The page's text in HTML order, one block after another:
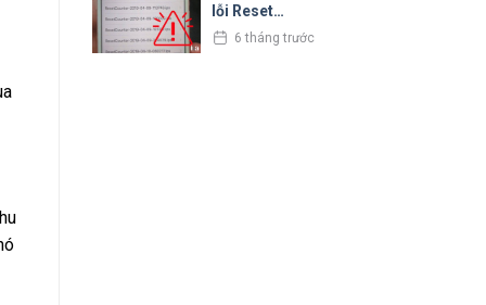
lỗi Reset
Counter trên
6 tháng trước